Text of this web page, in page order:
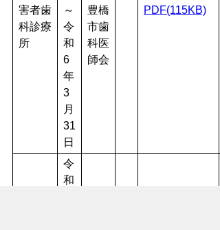
害者歯
科診療
所
～
令
和
6
年
3
月
31
日
豊橋
市歯
科医
師会
PDF(115KB)
令
和